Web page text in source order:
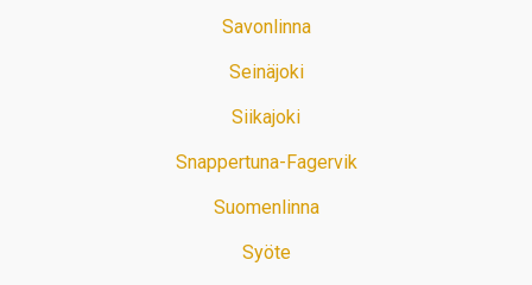
Savonlinna
Seinäjoki
Siikajoki
Snappertuna-Fagervik
Suomenlinna
Syöte